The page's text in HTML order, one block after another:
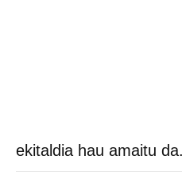
ekitaldia hau amaitu da.